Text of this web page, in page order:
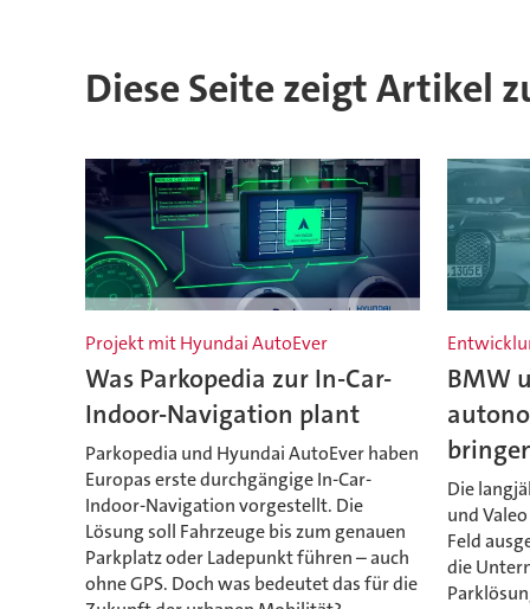
Diese Seite zeigt Artikel
Projekt mit Hyundai AutoEver
Was Parkopedia zur In-Car-
Indoor-Navigation plant
Parkopedia und Hyundai AutoEver haben
Europas erste durchgängige In-Car-
Indoor-Navigation vorgestellt. Die
Lösung soll Fahrzeuge bis zum genauen
Parkplatz oder Ladepunkt führen – auch
ohne GPS. Doch was bedeutet das für die
BMW
Die
und
Feld
die